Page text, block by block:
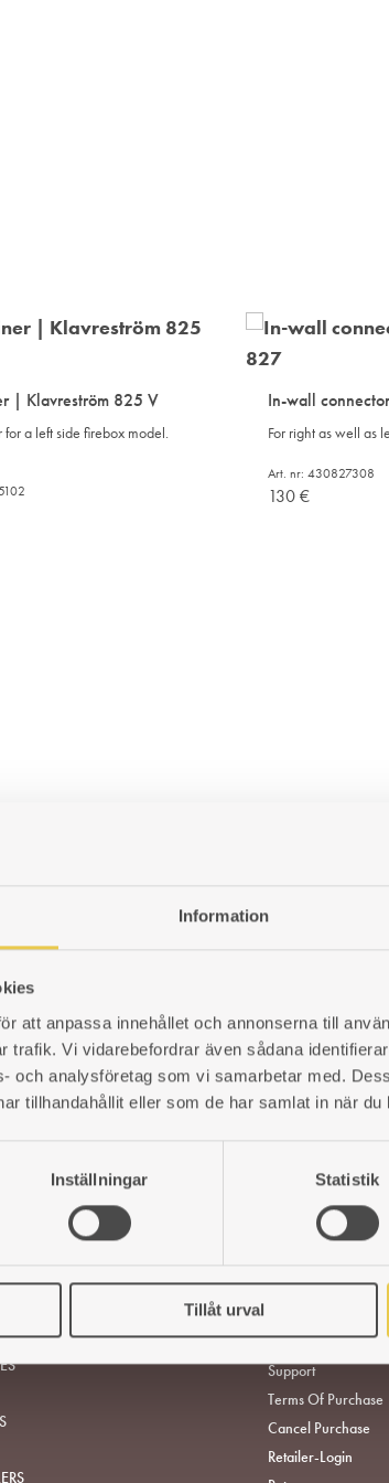
Information
att anpassa innehållet och annonserna till
trafik. Vi vidarebefordrar även sådana
och analysföretag som vi samarbetar med.
tillhandahållit eller som de har samlat in när
Inställningar Statistik
Tillåt urval
| Klavreström 825 V
for a left side firebox model.
In-wall
For right as well as
Art. nr: 430827308
130€
STOVES AND
ABOUT US
CUSTOMER
Support
Terms Of Purchase
Cancel Purchase
Retailer-Login